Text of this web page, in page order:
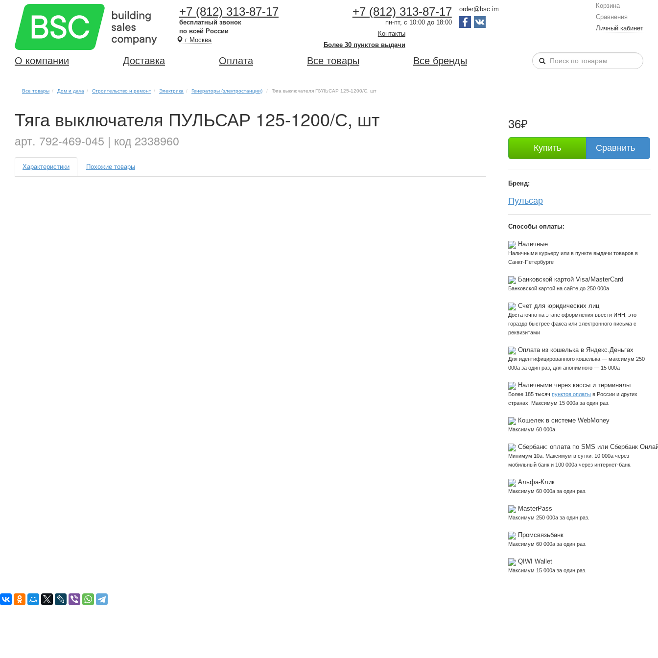
+7 (812) 313-87-17
бесплатный звонок
по всей России
г Москва
+7 (812) 313-87-17
пн-пт, с 10:00 до 18:00
Контакты
Более 30 пунктов выдачи
order@bsc.im
Корзина
Сравнения
Личный кабинет
О компании Доставка Оплата Все товары Все бренды
Все товары Дом и дача Строительство и ремонт Электрика Генераторы (электростанции) Тяга выключателя ПУЛЬСАР 125-1200/С, шт
Тяга выключателя ПУЛЬСАР 125-1200/С, шт
арт. 792-469-045 | код 2338960
Характеристики Похожие товары
36₽
Купить Сравнить
Бренд:
Пульсар
Способы оплаты:
Наличные
Наличными курьеру или в пункте выдачи товаров в
Санкт-Петербурге
Банковской картой Visa/MasterCard
Банковской картой на сайте до 250 000a
Счет для юридических лиц
Достаточно на этапе оформления ввести ИНН, это
гораздо быстрее факса или электронного письма с
реквизитами
Оплата из кошелька в Яндекс.Деньгах
Для идентифицированного кошелька — максимум 250
000a за один раз, для анонимного — 15 000a
Наличными через кассы и терминалы
Более 185 тысяч пунктов оплаты в России и других
странах. Максимум 15 000a за один раз.
Кошелек в системе WebMoney
Максимум 60 000a
Сбербанк: оплата по SMS или Сбербанк
Минимум 10a . Максимум в сутки: 10 000a через
мобильный банк и 100 000a через интернет-банк.
Альфа-Клик
Максимум 60 000a за один раз.
MasterPass
Максимум 250 000a за один раз.
Промсвязьбанк
Максимум 60 000a за один раз.
QIWI Wallet
Максимум 15 000a за один раз.